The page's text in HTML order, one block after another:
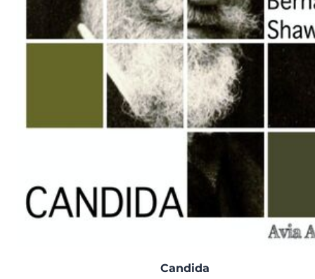
Candida